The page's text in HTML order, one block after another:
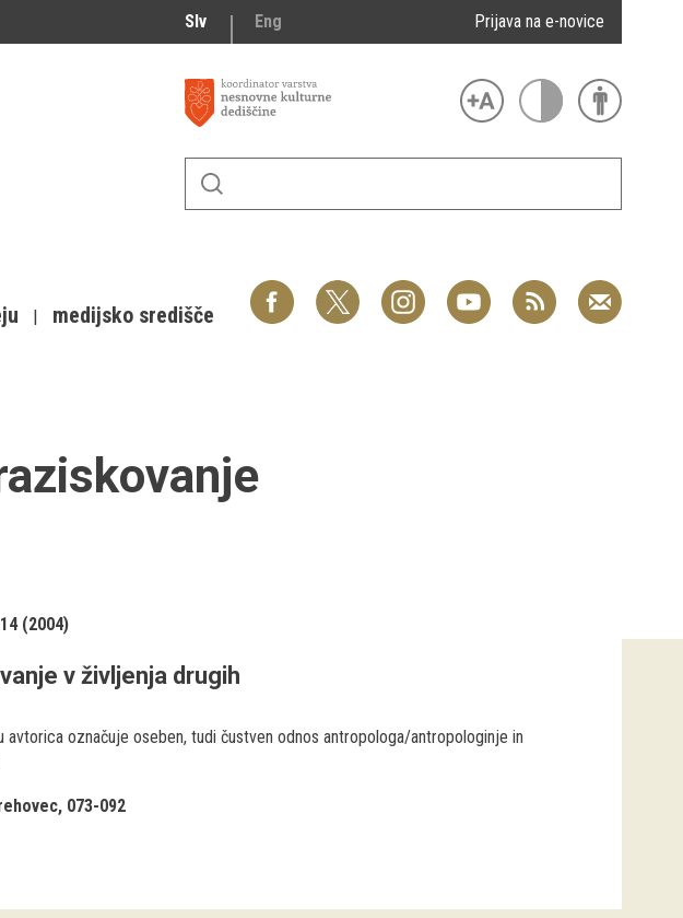
Slv Eng Prijava na e-novice
medijsko središče
(2004)
v življenja drugih
avtorica označuje oseben, tudi čustven odnos antropologa/antropologinje in
073-092